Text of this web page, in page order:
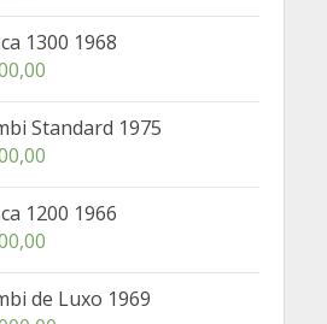
1300 1968
Standard 1975
1200 1966
de Luxo 1969